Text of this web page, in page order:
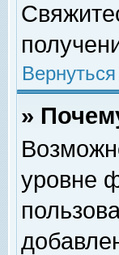
»
уровне